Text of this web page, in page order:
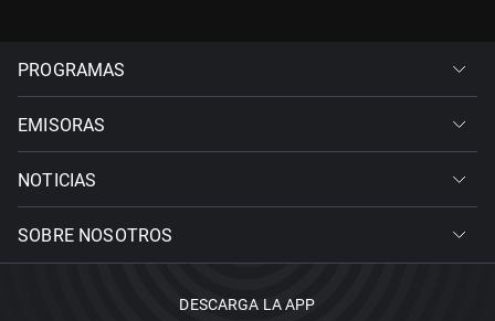
PROGRAMAS
EMISORAS
NOTICIAS
SOBRE NOSOTROS
DESCARGA LA APP